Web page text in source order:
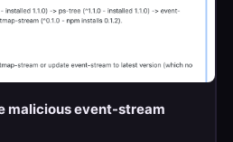
malicious event-stream